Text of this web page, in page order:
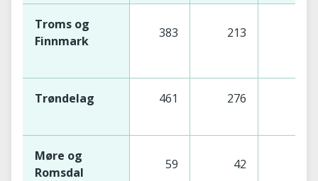
Troms og
Finnmark
383 213
Trøndelag 461 276
Møre og
Romsdal
59 42